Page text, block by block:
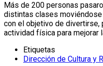
Más de 200 personas
distintas clases
con el objetivo de divertirse,
actividad física para mejorar
Etiquetas
Dirección de Cultura y